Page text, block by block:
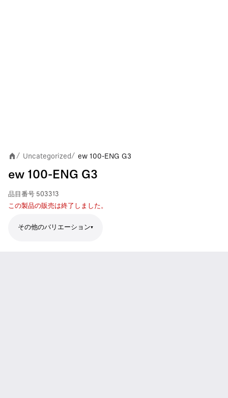
/ Uncategorized/ ew 100-ENG G3
ew 100-ENG G3
品目番号 503313
この製品の販売は終了しました。
その他のバリエーション